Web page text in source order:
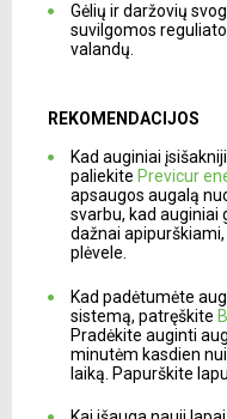
Gėlių ir daržovių
suvilgomos
valandų.
REKOMENDACIJOS
Kad auginiai
paliekite Previcur
apsaugos augalą
svarbu, kad auginiai
dažnai
plėvele.
Kad padėtumėte
sistemą, patręškite
Pradėkite auginti
minutėm kasdien
laiką. Papurškite